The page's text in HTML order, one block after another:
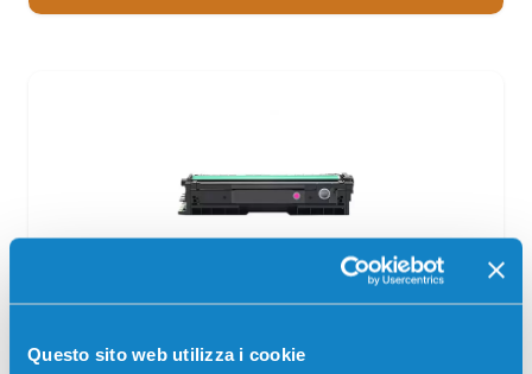
Questo sito web utilizza i cookie
MAGENTA